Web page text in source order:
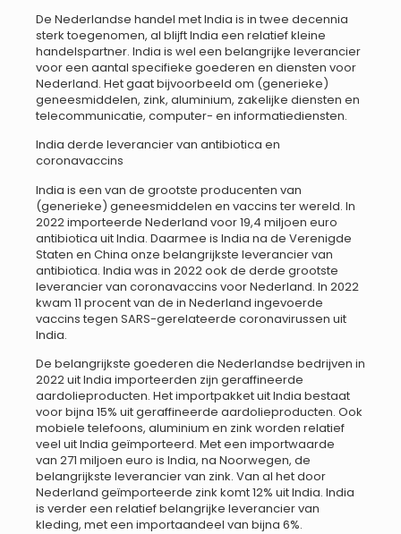
De Nederlandse handel met India is in twee decennia
sterk toegenomen, al blijft India een relatief kleine
handelspartner. India is wel een belangrijke leverancier
voor een aantal specifieke goederen en diensten voor
Nederland. Het gaat bijvoorbeeld om (generieke)
geneesmiddelen, zink, aluminium, zakelijke diensten en
telecommunicatie, computer- en informatiediensten.
India derde leverancier van antibiotica en
coronavaccins
India is een van de grootste producenten van
(generieke) geneesmiddelen en vaccins ter wereld. In
2022 importeerde Nederland voor 19,4 miljoen euro
antibiotica uit India. Daarmee is India na de Verenigde
Staten en China onze belangrijkste leverancier van
antibiotica. India was in 2022 ook de derde grootste
leverancier van coronavaccins voor Nederland. In 2022
kwam 11 procent van de in Nederland ingevoerde
vaccins tegen SARS-gerelateerde coronavirussen uit
India.
De belangrijkste goederen die Nederlandse bedrijven in
2022 uit India importeerden zijn geraffineerde
aardolieproducten. Het importpakket uit India bestaat
voor bijna 15% uit geraffineerde aardolieproducten. Ook
mobiele telefoons, aluminium en zink worden relatief
veel uit India geïmporteerd. Met een importwaarde
van 271 miljoen euro is India, na Noorwegen, de
belangrijkste leverancier van zink. Van al het door
Nederland geïmporteerde zink komt 12% uit India. India
is verder een relatief belangrijke leverancier van
kleding, met een importaandeel van bijna 6%.